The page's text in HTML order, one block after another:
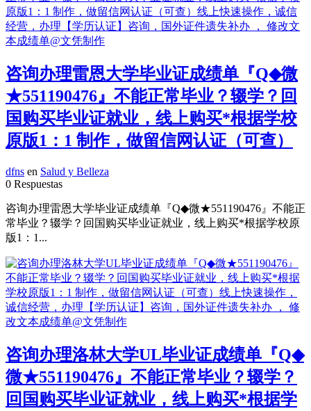
咨询办理雷恩大学毕业证成绩单『Q◆微
★551190476』不能正常毕业？辍学？回
国购买毕业证就业，线上购买*根据学校
原版1：1 制作，做留信网认证（可查）
dfns en Salud y Belleza
0 Respuestas
咨询办理雷恩大学毕业证成绩单『Q◆微★551190476』不能正
常毕业？辍学？回国购买毕业证就业，线上购买*根据学校原
版1：1...
咨询办理洛林大学UL毕业证成绩单『Q◆
微★551190476』不能正常毕业？辍学？
回国购买毕业证就业，线上购买*根据学